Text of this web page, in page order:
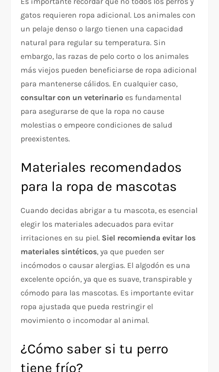
gatos requieren ropa adicional. Los animales con
un pelaje denso o largo tienen una capacidad
natural para regular su temperatura. Sin
embargo, las razas de pelo corto o los animales
más viejos pueden beneficiarse de ropa adicional
para mantenerse cálidos. En cualquier caso,
consultar con un veterinario es fundamental
para asegurarse de que la ropa no cause
molestias o empeore condiciones de salud
preexistentes.
Materiales recomendados
para la ropa de mascotas
Cuando decidas abrigar a tu mascota, es esencial
elegir los materiales adecuados para evitar
irritaciones en su piel. Siel recomienda evitar los
materiales sintéticos, ya que pueden ser
incómodos o causar alergias. El algodón es una
excelente opción, ya que es suave, transpirable y
cómodo para las mascotas. Es importante evitar
ropa ajustada que pueda restringir el
movimiento o incomodar al animal.
¿Cómo saber si tu perro
tiene frío?